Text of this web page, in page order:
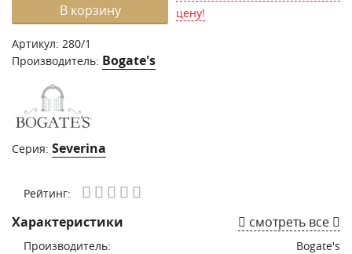
В корзину
Артикул: 280/1
Производитель: Bogate's
Серия: Severina
цену!
Рейтинг:
Характеристики смотреть все
Производитель:
Bogate's